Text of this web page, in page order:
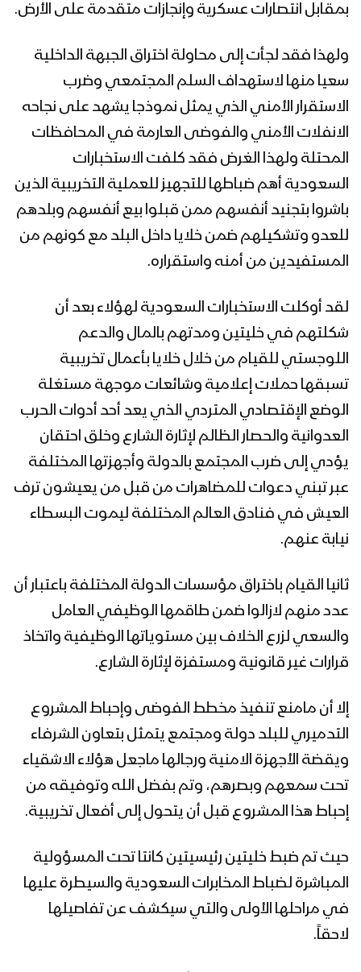
بمقابل انتصارات عسكرية وإنجازات متقدمة على الأرض.
ولهذا فقد لجأت إلى محاولة اختراق الجبهة الداخلية
سعيا منها لاستهداف السلم المجتمعي وضرب
الاستقرار الأمني الذي يمثل نموذجا يشهد على نجاحه
الانفلات الأمني والفوضى العارمة في المحافظات
المحتلة ولهذا الغرض فقد كلفت الاستخبارات
السعودية أهم ضباطها للتجهيز للعملية التخريبية الذين
باشروا بتجنيد أنفسهم ممن قبلوا بيع أنفسهم وبلدهم
للعدو وتشكيلهم ضمن خلايا داخل البلد مع كونهم من
المستفيدين من أمنه واستقراره.
لقد أوكلت الاستخبارات السعودية لهؤلاء بعد أن
شكلتهم في خليتين ومدتهم بالمال والدعم
اللوجستي للقيام من خلال خلايا بأعمال تخريبية
تسبقها حملات إعلامية وشائعات موجهة مستغلة
الوضع الإقتصادي المتردي الذي يعد أحد أدوات الحرب
العدوانية والحصار الظالم لإثارة الشارع وخلق احتقان
يؤدي إلى ضرب المجتمع بالدولة وأجهزتها المختلفة
عبر تبني دعوات للمضاهرات من قبل من يعيشون ترف
العيش في فنادق العالم المختلفة ليموت البسطاء
نيابة عنهم.
ثانيا القيام باختراق مؤسسات الدولة المختلفة باعتبار أن
عدد منهم لازالوا ضمن طاقمها الوظيفي العامل
والسعي لزرع الخلاف بين مستوياتها الوظيفية واتخاذ
قرارات غير قانونية ومستفزة لإثارة الشارع.
إلا أن مامنع تنفيذ مخطط الفوضى وإحباط المشروع
التدميري للبلد دولة ومجتمع يتمثل بتعاون الشرفاء
ويقضة الأجهزة الامنية ورجالها ماجعل هؤلاء الاشقياء
تحت سمعهم وبصرهم، وتم بفضل الله وتوفيقه من
إحباط هذا المشروع قبل أن يتحول إلى أفعال تخريبية.
حيث تم ضبط خليتين رئيسيتين كانتا تحت المسؤولية
المباشرة لضباط المخابرات السعودية والسيطرة عليها
في مراحلها الأولى والتي سيكشف عن تفاصيلها
لاحقاً.